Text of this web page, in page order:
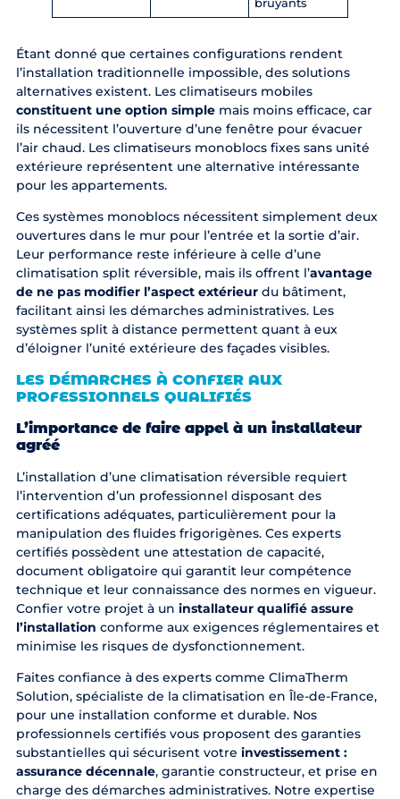
bruyants
Étant donné que certaines configurations rendent
l’installation traditionnelle impossible, des solutions
alternatives existent. Les climatiseurs mobiles
constituent une option simplemais moins efficace, car
ils nécessitent l’ouverture d’une fenêtre pour évacuer
l’air chaud. Les climatiseurs monoblocs fixes sans unité
extérieure représentent une alternative intéressante
pour les appartements.
Ces systèmes monoblocs nécessitent simplement deux
ouvertures dans le mur pour l’entrée et la sortie d’air.
Leur performance reste inférieure à celle d’une
climatisation split réversible, mais ils offrent l’avantage
de ne pas modifier l’aspect extérieurdu bâtiment,
facilitant ainsi les démarches administratives. Les
systèmes split à distance permettent quant à eux
d’éloigner l’unité extérieure des façades visibles.
LES DÉMARCHES À CONFIER AUX
PROFESSIONNELS QUALIFIÉS
L’importance de faire appel à un installateur
agréé
L’installation d’une climatisation réversible requiert
l’intervention d’un professionnel disposant des
certifications adéquates, particulièrement pour la
manipulation des fluides frigorigènes. Ces experts
certifiés possèdent une attestation de capacité,
document obligatoire qui garantit leur compétence
technique et leur connaissance des normes en vigueur.
Confier votre projet à un installateur qualifié assure
l’installation conforme aux exigences réglementaires et
minimise les risques de dysfonctionnement.
Faites confiance à des experts comme ClimaTherm
Solution, spécialiste de la climatisation en Île-de-France,
pour une installation conforme et durable. Nos
professionnels certifiés vous proposent des garanties
substantielles qui sécurisent votre investissement :
assurance décennale, garantie constructeur, et prise en
charge des démarches administratives. Notre expertise